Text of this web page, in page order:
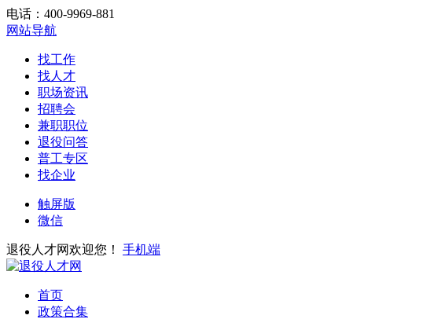
电话：400-9969-881
网站导航
找工作
找人才
职场资讯
招聘会
兼职职位
退役问答
普工专区
找企业
触屏版
微信
退役人才网欢迎您！ 手机端
首页
政策合集